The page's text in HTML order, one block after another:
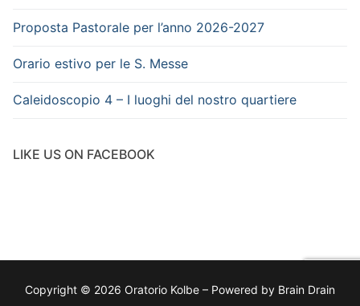
Proposta Pastorale per l’anno 2026-2027
Orario estivo per le S. Messe
Caleidoscopio 4 – I luoghi del nostro quartiere
LIKE US ON FACEBOOK
Copyright © 2026 Oratorio Kolbe – Powered by Brain Drain